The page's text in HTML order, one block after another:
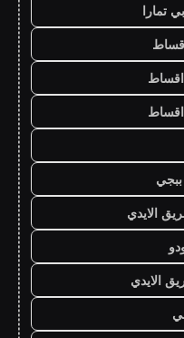
تمارا
اقساط
الايدي
الايدي